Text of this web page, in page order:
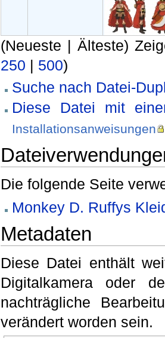
(Neueste | Älteste)
250 | 500)
Suche nach Datei-
Diese Datei mit
Installationsanweisungen
Die folgende Seite
Monkey D. Ruffys
Metadaten
Diese Datei enthält
Digitalkamera oder
nachträgliche
verändert worden sein.